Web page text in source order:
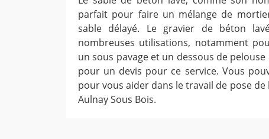
parfait pour faire un mélange de
sable délayé. Le gravier de béton
nombreuses utilisations, notamment
un sous pavage et un dessous de
pour un devis pour ce service. Vous
pour vous aider dans le travail de pose de
Aulnay Sous Bois.